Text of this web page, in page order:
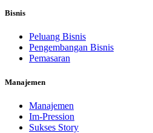
Bisnis
Peluang Bisnis
Pengembangan Bisnis
Pemasaran
Manajemen
Manajemen
Im-Pression
Sukses Story